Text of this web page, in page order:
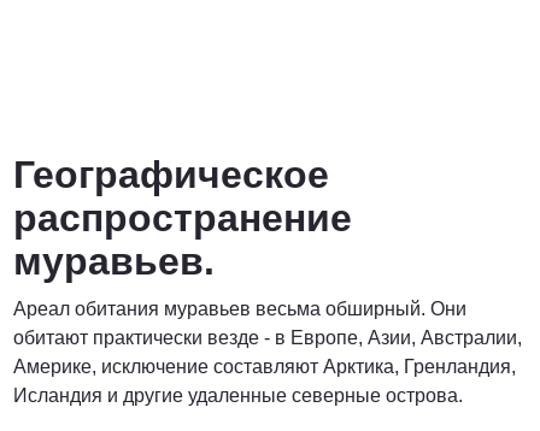
Географическое
распространение
муравьев.
Ареал обитания муравьев весьма обширный. Они
обитают практически везде - в Европе, Азии, Австралии,
Америке, исключение составляют Арктика, Гренландия,
Исландия и другие удаленные северные острова.